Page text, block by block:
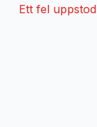
Ett fel